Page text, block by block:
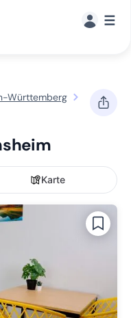
☰
Württemberg
Karte